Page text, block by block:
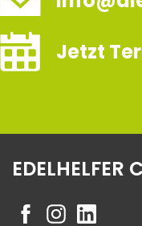
Jetzt
EDELHELFER